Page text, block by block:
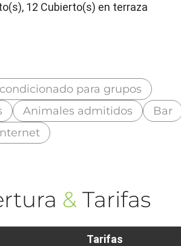
12 Cubierto(s) en terraza
para grupos
Animales admitidos Bar
& Tarifas
Tarifas